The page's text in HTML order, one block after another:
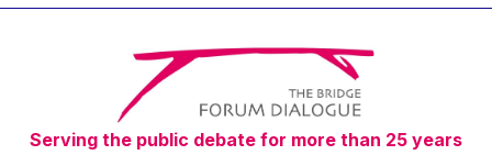
Timothy Radcliffe
Vaclav Klaus
Vassilios Skouris
Vítor Manuel da Silva Caldeira
Viviane Reding
Serving the public debate for more than 25 years